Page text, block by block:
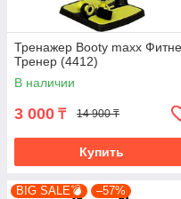
Тренажер Booty maxx
Тренер (4412)
В наличии
3 000 ₸ 14 900 ₸
Купить
BIG SALE💣 –57%